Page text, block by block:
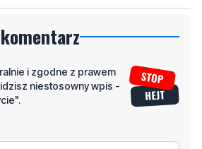
i zgodne z prawem
niestosowny wpis -